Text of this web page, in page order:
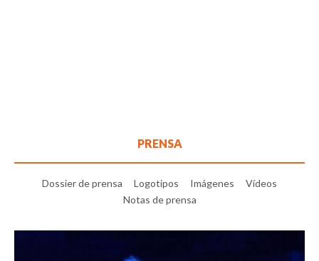
PRENSA
Dossier de prensa Logotipos Imágenes
Vídeos
Notas de prensa